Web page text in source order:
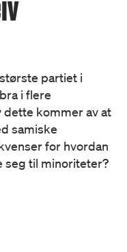
partiet i
i flere
dette kommer av at
samiske
for hvordan
seg til minoriteter?